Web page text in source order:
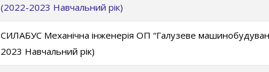
(2022-2023 Навчальний рік)
СИЛАБУС Механічна інженерія ОП “Галузеве
2023 Навчальний рік)